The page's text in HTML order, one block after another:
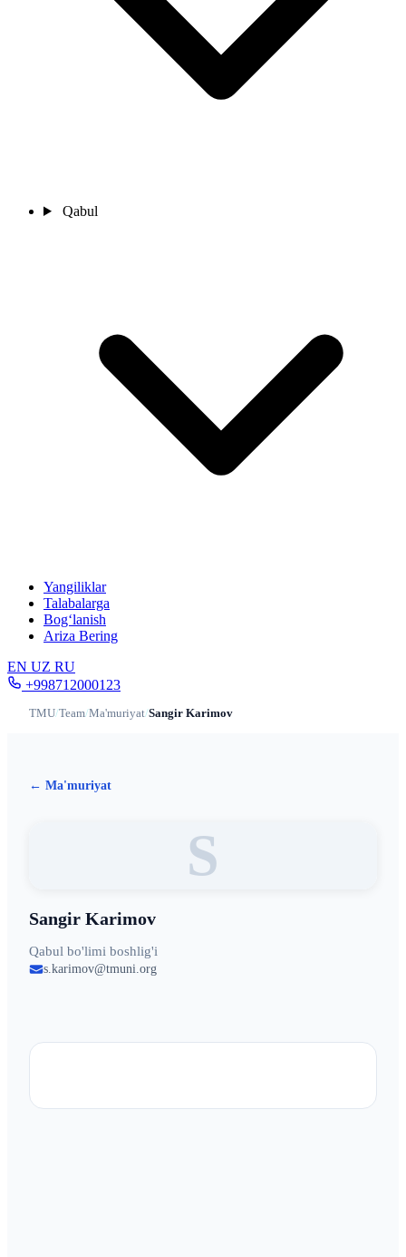
Qabul
Yangiliklar
Talabalarga
Bog‘lanish
Ariza Bering
EN UZ RU
+998712000123
TMU/Team/Ma'muriyat/Sangir Karimov
← Ma'muriyat
S
Sangir Karimov
Qabul bo'limi boshlig'i
s.karimov@tmuni.org